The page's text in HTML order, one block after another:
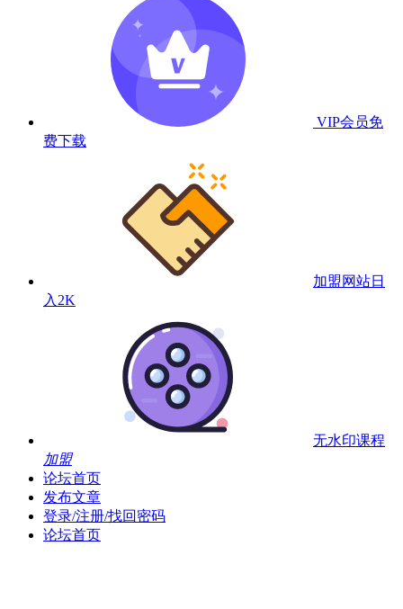
VIP会员免
费下载
加盟网站日
入2K
无水印课程
加盟
论坛首页
发布文章
登录/注册/找回密码
论坛首页